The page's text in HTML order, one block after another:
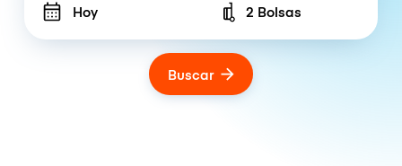
Hoy Number of bags
2 Bolsas
Buscar